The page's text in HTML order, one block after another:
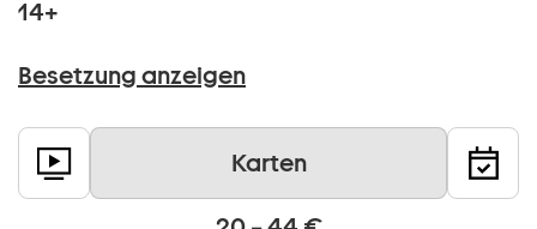
14+
Besetzung anzeigen
Karten